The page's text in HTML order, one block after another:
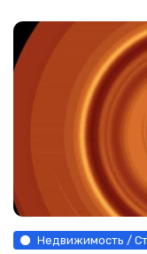
Недвижимость /